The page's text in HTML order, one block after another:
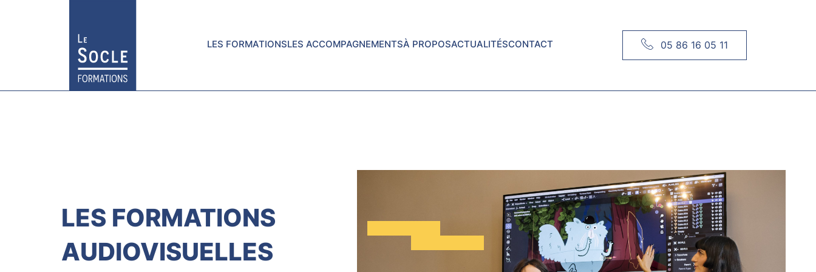
LES FORMATIONSLES ACCOMPAGNEMENTSÀ PROPOSACTUALITÉSCONTACT 05 86 16 05 11
LES FORMATIONS
AUDIOVISUELLES